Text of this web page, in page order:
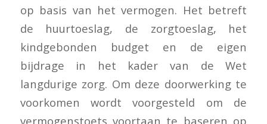
op basis van het vermogen. Het betreft
de huurtoeslag, de zorgtoeslag, het
kindgebonden budget en de eigen
bijdrage in het kader van de Wet
langdurige zorg. Om deze doorwerking te
voorkomen wordt voorgesteld om de
vermogenstoets voortaan te baseren op